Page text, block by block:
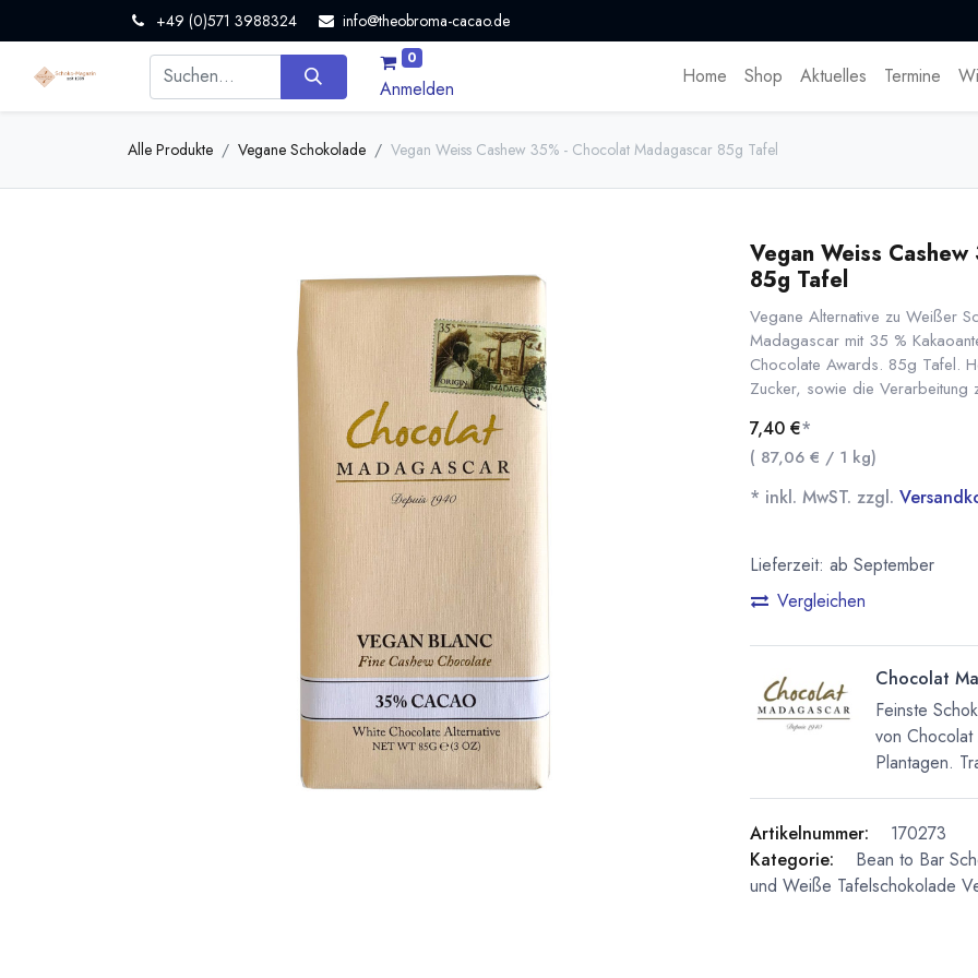
+49 (0)571 3988324 info@theobroma-cacao.de
0
Anmelden
Home Shop Aktuelles Termine
Alle Produkte Vegane Schokolade Vegan Weiss Cashew 35% - Chocolat Madagascar 85g Tafel
Vegan Weiss
85g Tafel
Vegane Alternative zu Weißer
Madagascar mit 35 %
Chocolate Awards. 85g Tafel.
Zucker, sowie die
7,40 €*
( 87,06 € / 1 kg)
* inkl. MwST. zzgl.
Lieferzeit: ab September
Vergleichen
Chocolat
Feinste
von
Plantagen.
Artikelnummer:
170273
Kategorie:
Bean to Bar
und Weiße Tafelschokolade